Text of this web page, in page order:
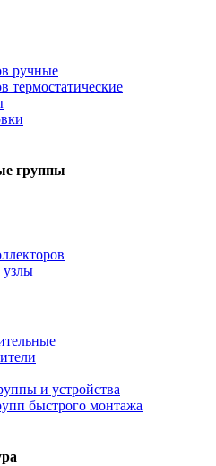
ручные
термостатические
группы
узлы
и устройства
быстрого монтажа